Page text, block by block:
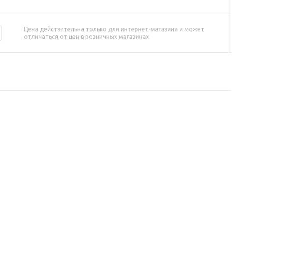
Цена действительна только для интернет-магазина и может
отличаться от цен в розничных магазинах